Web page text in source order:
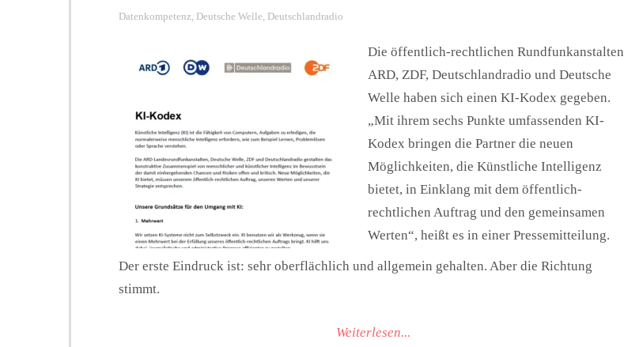
Datenkompetenz, Deutsche Welle, Deutschlandradio
Die öffentlich-rechtlichen Rundfunkanstalten
ARD, ZDF, Deutschlandradio und Deutsche
Welle haben sich einen KI-Kodex gegeben.
„Mit ihrem sechs Punkte umfassenden KI-
Kodex bringen die Partner die neuen
Möglichkeiten, die Künstliche Intelligenz
bietet, in Einklang mit dem öffentlich-
rechtlichen Auftrag und den gemeinsamen
Werten“, heißt es in einer Pressemitteilung.
Der erste Eindruck ist: sehr oberflächlich und allgemein gehalten. Aber die Richtung
stimmt.
Weiterlesen...